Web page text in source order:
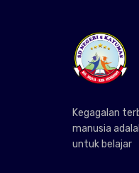
Kegagalan
manusia
untuk belajar